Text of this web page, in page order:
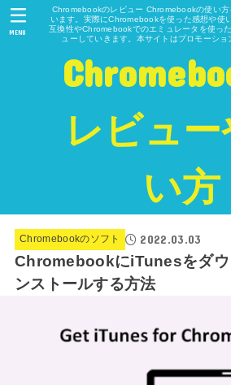
Chromebookのレビュー Chromebookの使い方
います。実際にChromebookを使った感想や使
互換性やChromebookでのエミュレータを使っ
ューしていきます。本サイトはプロモーショ
レビュ
い方
MENU
Chromebookのソフト 2022.03.03
ChromebookにiTunesをダウ
ンストールする方法